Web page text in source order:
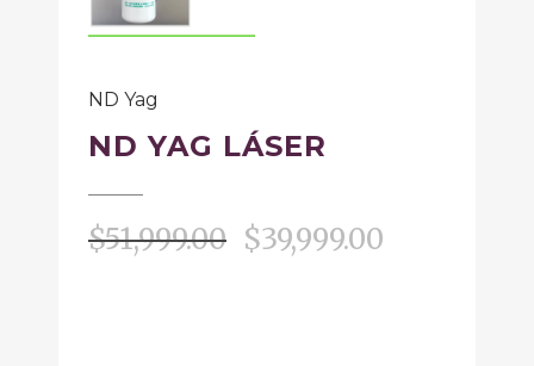
ND Yag
ND YAG LÁSER
$51,999.00 $39,999.00